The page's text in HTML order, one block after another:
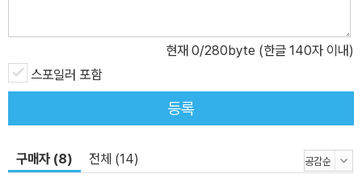
부끄러워한다. 그래서 늘 프리메라 여학교 교복으로 자신을 드러내길
좋아하고, 위대한 사진작가 해리 헌터의 손녀이자, 프라임스쿨에 입
학하고도 그 학교에 가지 않은 제이 삼촌의 조카라는 사실에 자부심
을 갖고 있다. 9지구 후디의 강도 침입으로 열여섯의 나이에 살해당
그날 새벽 아빠는 삼촌 방에서 말소리가 들렸다고 진술했는데, 뒤에
현재 0/280byte (한글 140자 이내)
스포일러 포함
등록
구매자 (8) 전체 (14)